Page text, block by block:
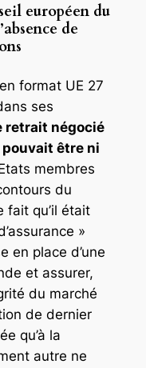
européen du
de
format UE 27
ses
retrait négocié
être ni
membres
du
fait qu’il était
»
en place d’une
et assurer,
du marché
de dernier
qu’à la
autre ne